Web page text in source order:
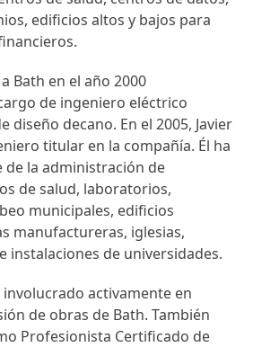
edificios altos y bajos para
Bath en el año 2000
de ingeniero eléctrico
diseño decano. En el 2005, Javier
titular en la compañía. Él ha
de la administración de
de salud, laboratorios,
municipales, edificios
manufactureras, iglesias,
instalaciones de universidades.
involucrado activamente en
de obras de Bath. También
Profesionista Certificado de